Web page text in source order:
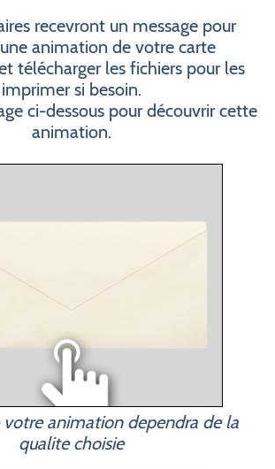
recevront un message pour
animation de votre carte
télécharger les fichiers pour les
imprimer si besoin.
ci-dessous pour découvrir cette
animation.
votre animation dependra de la
qualite choisie